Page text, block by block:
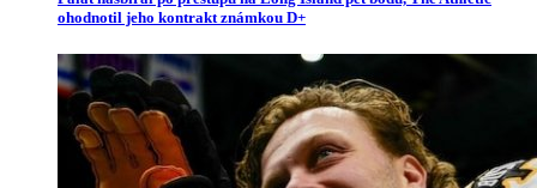
ohodnotil jeho kontrakt známkou D+